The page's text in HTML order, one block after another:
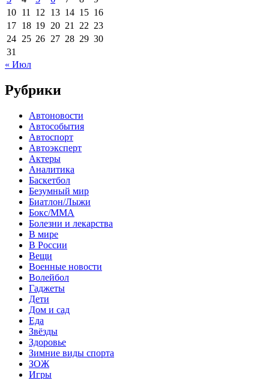
10 11 12 13 14 15 16
17 18 19 20 21 22 23
24 25 26 27 28 29 30
31
« Июл
Рубрики
Автоновости
Автособытия
Автоспорт
Автоэксперт
Актеры
Аналитика
Баскетбол
Безумный мир
Биатлон/Лыжи
Бокс/MMA
Болезни и лекарства
В мире
В России
Вещи
Военные новости
Волейбол
Гаджеты
Дети
Дом и сад
Еда
Звёзды
Здоровье
Зимние виды спорта
ЗОЖ
Игры